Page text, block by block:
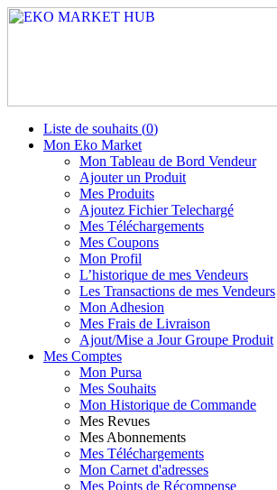
Liste de souhaits (0)
Mon Eko Market
Mon Tableau de Bord Vendeur
Ajouter un Produit
Mes Produits
Ajoutez Fichier Telechargé
Mes Téléchargements
Mes Coupons
Mon Profil
L’historique de mes Vendeurs
Les Transactions de mes Vendeurs
Mon Adhesion
Mes Frais de Livraison
Ajout/Mise a Jour Groupe Produit
Mes Comptes
Mon Pursa
Mes Souhaits
Mon Historique de Commande
Mes Revues
Mes Abonnements
Mes Téléchargements
Mon Carnet d'adresses
Mes Points de Récompense